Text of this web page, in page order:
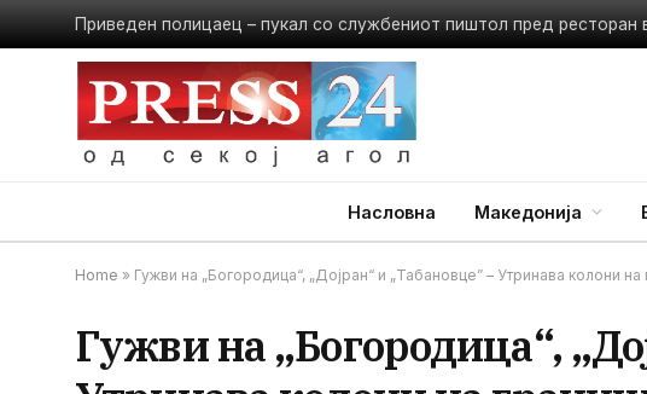
Приведен полицаец – пукал со службениот пиштол пред ресторан
Насловна Македонија
Home » Гужви на „Богородица“, „Дојран“ и „Табановце” – Утринава колони на
Гужви на „Богородица“,